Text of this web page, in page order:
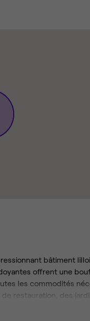
bâtiment
offrent une
les commodités
restauration, des
Explorez